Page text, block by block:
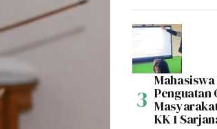
Penguatan
KK 1